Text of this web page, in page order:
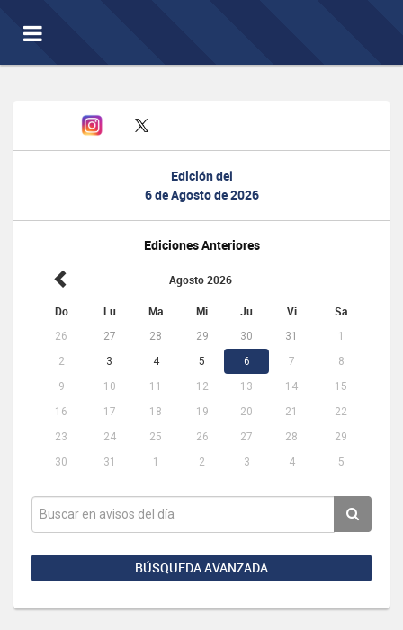
Toggle
navigation
Edición del
6 de Agosto de 2026
Ediciones Anteriores
Agosto 2026
Do Lu Ma Mi Ju Vi Sa
26 27 28 29 30 31
1
2
3 4 5 6 7
8
9
10 11 12 13 14
15
16
17 18 19 20 21
22
23
24 25 26 27 28
29
30
31 1 2 3 4 5
BÚSQUEDA AVANZADA